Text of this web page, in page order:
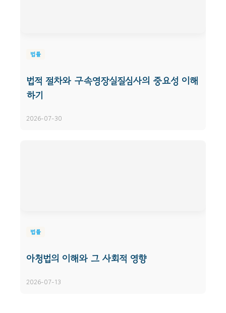
법률
법적 절차와 구속영장실질심사의 중요성 이해
하기
2026-07-30
법률
아청법의 이해와 그 사회적 영향
2026-07-13